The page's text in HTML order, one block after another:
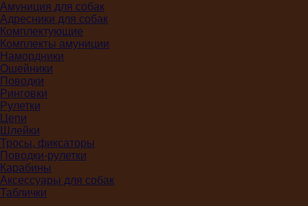
Амуниция для собак
Адресники для собак
Комплектующие
Комплекты амуниции
Намордники
Ошейники
Поводки
Ринговки
Рулетки
Цепи
Шлейки
Тросы, фиксаторы
Поводки-рулетки
Карабины
Аксессуары для собак
Таблички